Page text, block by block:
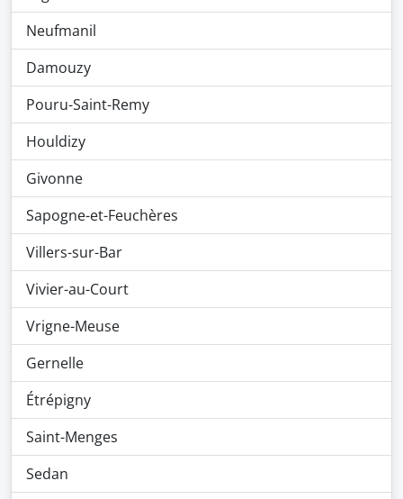
Neufmanil
Damouzy
Pouru-Saint-Remy
Houldizy
Givonne
Sapogne-et-Feuchères
Villers-sur-Bar
Vivier-au-Court
Vrigne-Meuse
Gernelle
Étrépigny
Saint-Menges
Sedan